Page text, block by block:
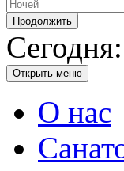
Открыть меню
О нас